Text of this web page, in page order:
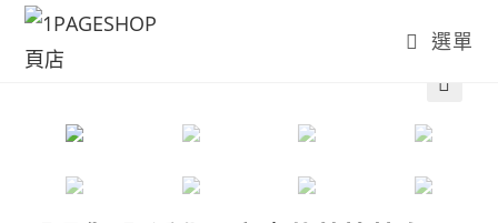
Skip
content
選單